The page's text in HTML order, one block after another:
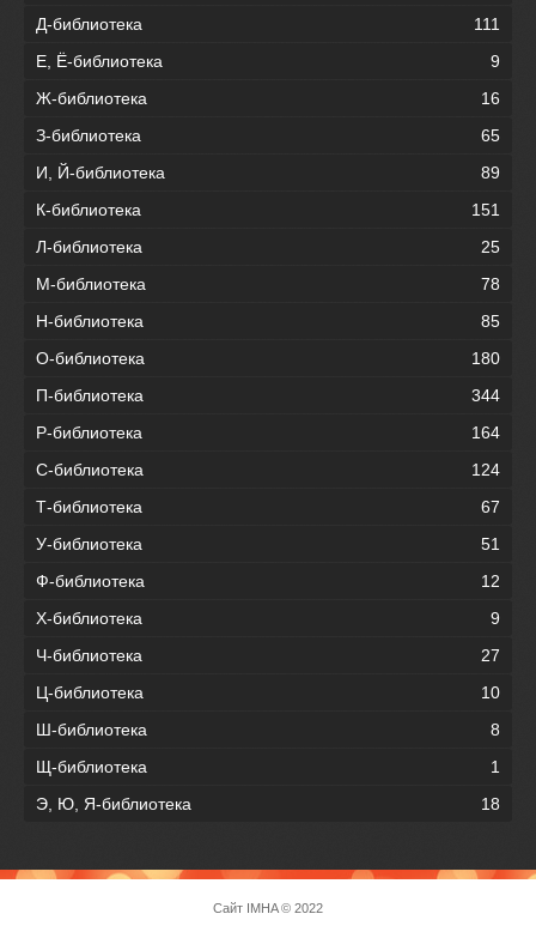
Д-библиотека
111
Е, Ё-библиотека
9
Ж-библиотека
16
З-библиотека
65
И, Й-библиотека
89
К-библиотека
151
Л-библиотека
25
М-библиотека
78
Н-библиотека
85
О-библиотека
180
П-библиотека
344
Р-библиотека
164
С-библиотека
124
Т-библиотека
67
У-библиотека
51
Ф-библиотека
12
Х-библиотека
9
Ч-библиотека
27
Ц-библиотека
10
Ш-библиотека
8
Щ-библиотека
1
Э, Ю, Я-библиотека
18
Сайт IMHA© 2022